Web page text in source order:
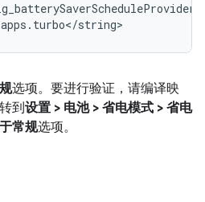
选项。要进行验证，请编译映
到设置 > 电池 > 省电模式 > 省电
常规选项。